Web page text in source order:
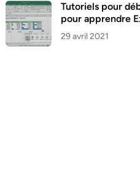
Tutoriels pour
pour apprendre
29 avril 2021